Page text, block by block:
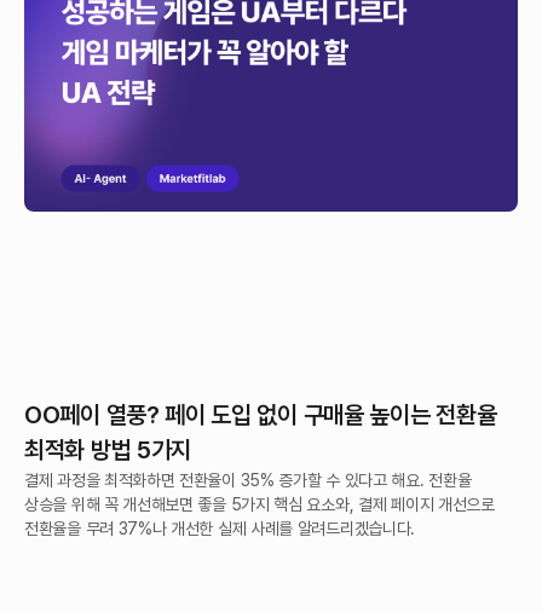
알아야 할 UA 전략
하루에도 수십 개의 게임이 쏟아지는 요즘, 전략적인 UA로 양질의 유저를
확보하는 것이 게임 성공의 핵심이에요. 이 글에서는 UA(User Acquisition)
의 개념부터 실전 전략, 최신 트렌드까지, 게임 마케터가 꼭 알아야 할 내용을
OO페이 열풍? 페이 도입 없이 구매율 높이는 전환율
최적화 방법 5가지
결제 과정을 최적화하면 전환율이 35% 증가할 수 있다고 해요. 전환율
상승을 위해 꼭 개선해보면 좋을 5가지 핵심 요소와, 결제 페이지 개선으로
전환율을 무려 37%나 개선한 실제 사례를 알려드리겠습니다.